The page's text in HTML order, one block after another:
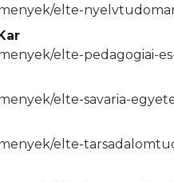
elte-
elte-pedagogiai-
elte-savaria-
elte-